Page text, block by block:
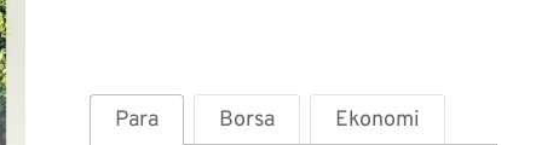
Para Borsa Ekonomi